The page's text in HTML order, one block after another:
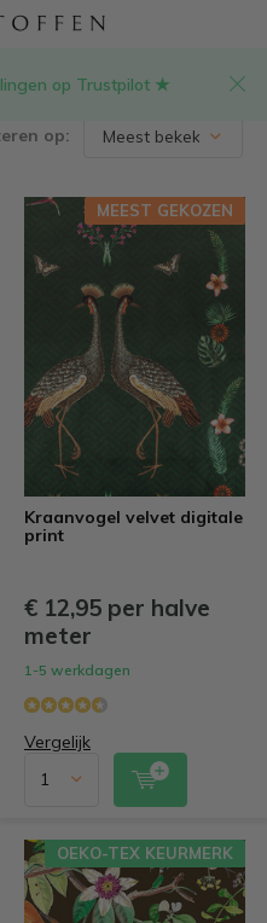
op Trustpilot ★
velvet stof (13)
op:
Kraanvogel velvet digitale
print
MEEST GEKOZEN
€ 12,95 per halve
meter
1-5 werkdagen
Vergelijk
OEKO-TEX KEURMERK